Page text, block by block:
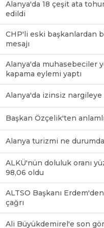
Alanya'da 18 çeşit ata
edildi
CHP'li eski başkanlardan
mesajı
Alanya'da muhasebeciler
kapama eylemi yaptı
Alanya'da izinsiz nargileye
Başkan Özçelik'ten
Alanya turizmi ne
ALKÜ'nün doluluk oranı
98,06 oldu
ALTSO Başkanı
çağrı
Ali Büyükdemirel'e son